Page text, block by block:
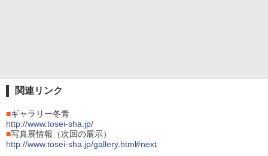
関連リンク
■ギャラリー冬青
http://www.tosei-sha.jp/
■写真展情報（次回の展示）
http://www.tosei-sha.jp/gallery.html#next